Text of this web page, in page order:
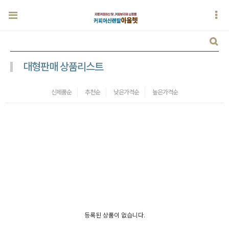
대형판매 상품리스트
신제품순 추천순 낮은가격순 높은가격순
등록된 상품이 없습니다.